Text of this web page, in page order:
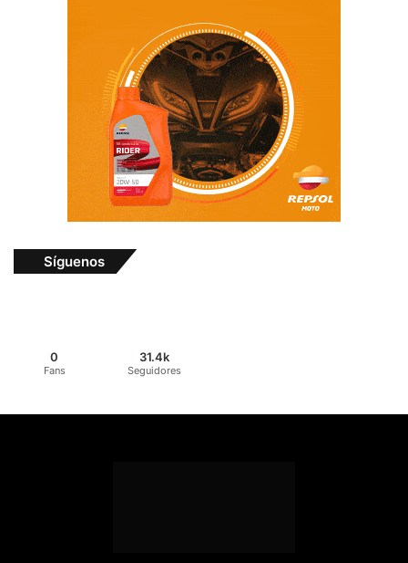
Síguenos
0
Fans
31.4k
Seguidores